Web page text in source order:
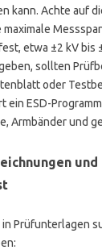
kann. Achte auf
etwa ±2 kV bis
sollten
oder
ein ESD-
Armbänder und
in Prüfunterlagen